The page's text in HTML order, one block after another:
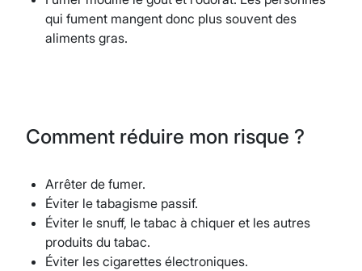
qui fument mangent donc plus souvent des
aliments gras.
Comment réduire mon risque ?
Arrêter de fumer.
Éviter le tabagisme passif.
Éviter le snuff, le tabac à chiquer et les autres
produits du tabac.
Éviter les cigarettes électroniques.